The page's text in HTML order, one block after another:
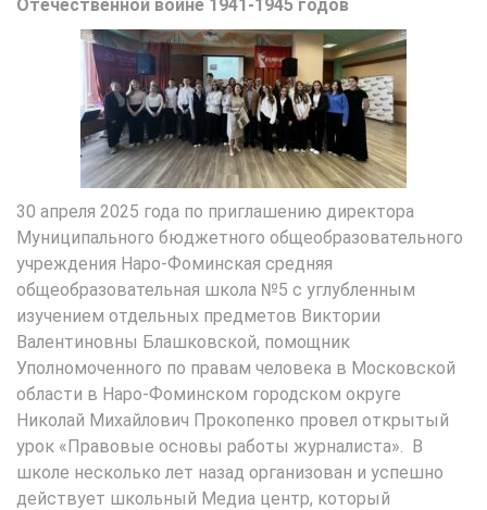
Отечественной войне 1941-1945 годов
30 апреля 2025 года по приглашению директора
Муниципального бюджетного общеобразовательного
учреждения Наро-Фоминская средняя
общеобразовательная школа №5 с углубленным
изучением отдельных предметов Виктории
Валентиновны Блашковской, помощник
Уполномоченного по правам человека в Московской
области в Наро-Фоминском городском округе
Николай Михайлович Прокопенко провел открытый
урок «Правовые основы работы журналиста». В
школе несколько лет назад организован и успешно
действует школьный Медиа центр, который